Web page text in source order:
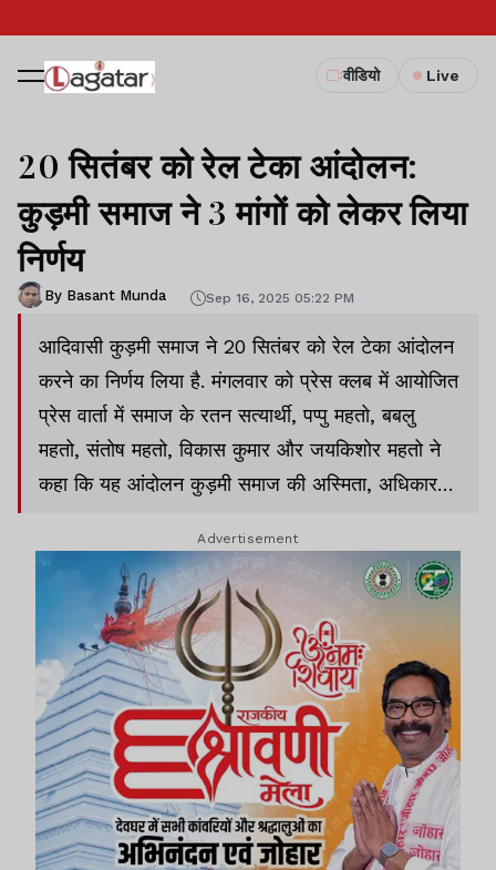
वीडियो Live
20 सितंबर को रेल टेका आंदोलन:
कुड़मी समाज ने 3 मांगों को लेकर लिया
निर्णय
By Basant Munda Sep 16, 2025 05:22 PM
आदिवासी कुड़मी समाज ने 20 सितंबर को रेल टेका आंदोलन
करने का निर्णय लिया है. मंगलवार को प्रेस क्लब में आयोजित
प्रेस वार्ता में समाज के रतन सत्यार्थी, पप्पु महतो, बबलु
महतो, संतोष महतो, विकास कुमार और जयकिशोर महतो ने
कहा कि यह आंदोलन कुड़मी समाज की अस्मिता, अधिकार
क्योकिं कुड़मी आदिवासी थे और आदिवासी रहेंगे.
Advertisement